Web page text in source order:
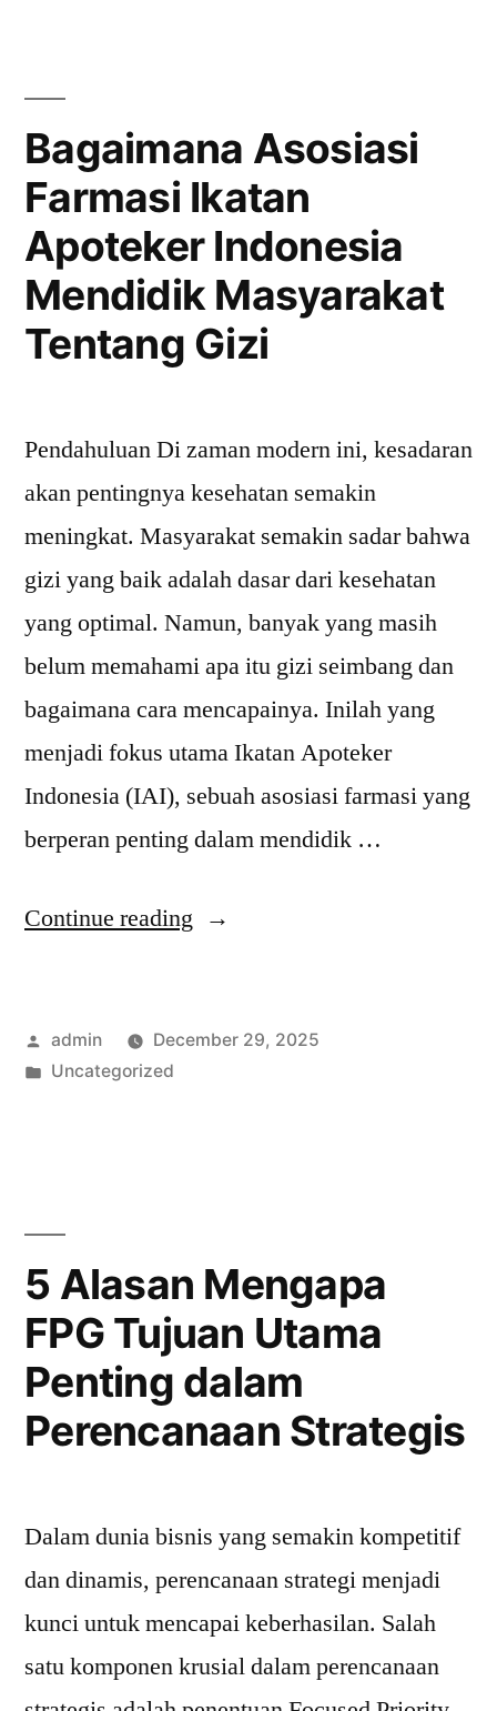
Bagaimana Asosiasi
Farmasi Ikatan
Apoteker Indonesia
Mendidik Masyarakat
Tentang Gizi
Pendahuluan Di zaman modern ini, kesadaran
akan pentingnya kesehatan semakin
meningkat. Masyarakat semakin sadar bahwa
gizi yang baik adalah dasar dari kesehatan
yang optimal. Namun, banyak yang masih
belum memahami apa itu gizi seimbang dan
bagaimana cara mencapainya. Inilah yang
menjadi fokus utama Ikatan Apoteker
Indonesia (IAI), sebuah asosiasi farmasi yang
berperan penting dalam mendidik …
Continue reading “Bagaimana
Ikatan
Tentang
Gizi”
Posted
by
admin
December 29, 2025
Posted
Uncategorized
5 Alasan Mengapa
FPG Tujuan Utama
Penting dalam
Perencanaan Strategis
Dalam dunia bisnis yang semakin kompetitif
dan dinamis, perencanaan strategi menjadi
kunci untuk mencapai keberhasilan. Salah
satu komponen krusial dalam perencanaan